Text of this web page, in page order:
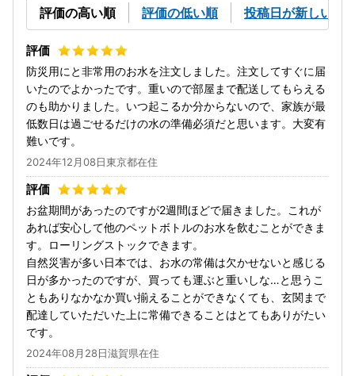
評価の高い順 評価の低い順 投稿日が新しい順
防災用にと非常用のお水を注文しました。注文してすぐに届
いたのでよかったです。重いので部屋まで配送してもらえる
のも助かりました。いつ起こるか分からないので、家族が最
低数日は過ごせるだけの水の準備必須だと思います。大変有
難いです。
2024年12月08日東京都在住
お盆期間があったのですが2週間ほどで届きました。これが
あれば安心して他のペットボトルのお水を飲むことができま
す。ローリングストックできます。
自然災害が多い日本では、お水の常備は欠かせないと感じる
日が多かったのですが、買っても運ぶと重いしな…と思うこ
ともありなかなか買い揃えることができなくても、玄関まで
配達していただいた上に常備できることはとてもありがたい
です。
2024年08月28日滋賀県在住